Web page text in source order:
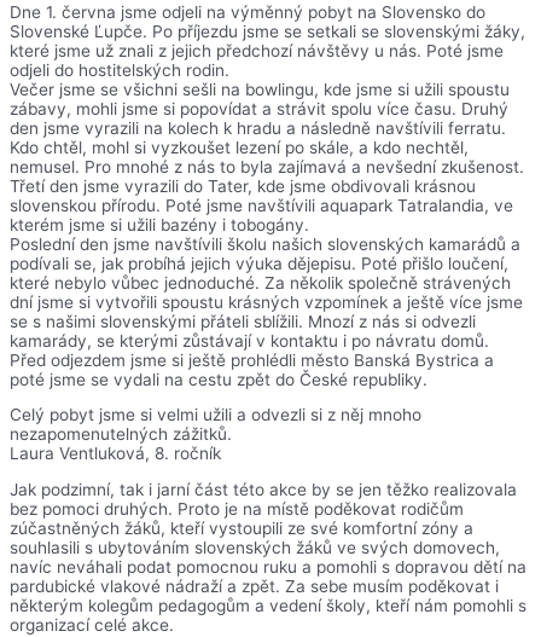
Dne 1. června jsme odjeli na výměnný pobyt na Slovensko do
Slovenské Ľupče. Po příjezdu jsme se setkali se slovenskými žáky,
které jsme už znali z jejich předchozí návštěvy u nás. Poté jsme
odjeli do hostitelských rodin.
Večer jsme se všichni sešli na bowlingu, kde jsme si užili spoustu
zábavy, mohli jsme si popovídat a strávit spolu více času. Druhý
den jsme vyrazili na kolech k hradu a následně navštívili ferratu.
Kdo chtěl, mohl si vyzkoušet lezení po skále, a kdo nechtěl,
nemusel. Pro mnohé z nás to byla zajímavá a nevšední zkušenost.
Třetí den jsme vyrazili do Tater, kde jsme obdivovali krásnou
slovenskou přírodu. Poté jsme navštívili aquapark Tatralandia, ve
kterém jsme si užili bazény i tobogány.
Poslední den jsme navštívili školu našich slovenských kamarádů a
podívali se, jak probíhá jejich výuka dějepisu. Poté přišlo loučení,
které nebylo vůbec jednoduché. Za několik společně strávených
dní jsme si vytvořili spoustu krásných vzpomínek a ještě více jsme
se s našimi slovenskými přáteli sblížili. Mnozí z nás si odvezli
kamarády, se kterými zůstávají v kontaktu i po návratu domů.
Před odjezdem jsme si ještě prohlédli město Banská Bystrica a
poté jsme se vydali na cestu zpět do České republiky.
Celý pobyt jsme si velmi užili a odvezli si z něj mnoho
nezapomenutelných zážitků.
Laura Ventluková, 8. ročník
Jak podzimní, tak i jarní část této akce by se jen těžko realizovala
bez pomoci druhých. Proto je na místě poděkovat rodičům
zúčastněných žáků, kteří vystoupili ze své komfortní zóny a
souhlasili s ubytováním slovenských žáků ve svých domovech,
navíc neváhali podat pomocnou ruku a pomohli s dopravou dětí na
pardubické vlakové nádraží a zpět. Za sebe musím poděkovat i
některým kolegům pedagogům a vedení školy, kteří nám pomohli s
organizací celé akce.